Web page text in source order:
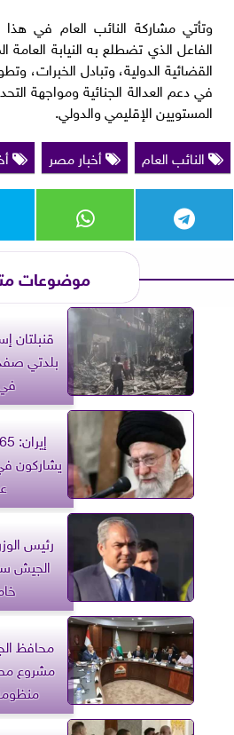
وتأتي مشاركة النائب العام في هذا
الفاعل الذي تضطلع به النيابة العامة
القضائية الدولية، وتبادل الخبرات،
في دعم العدالة الجنائية ومواجهة
المستويين الإقليمي والدولي.
النائب العام
أخبار مصر
موضوعات
قنبلتان
بلدتي
يشاركون
رئيس
الجيش
محافظ
مشروع